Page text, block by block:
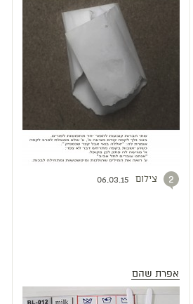
2 צילום 06.03.15
אפרת שהם